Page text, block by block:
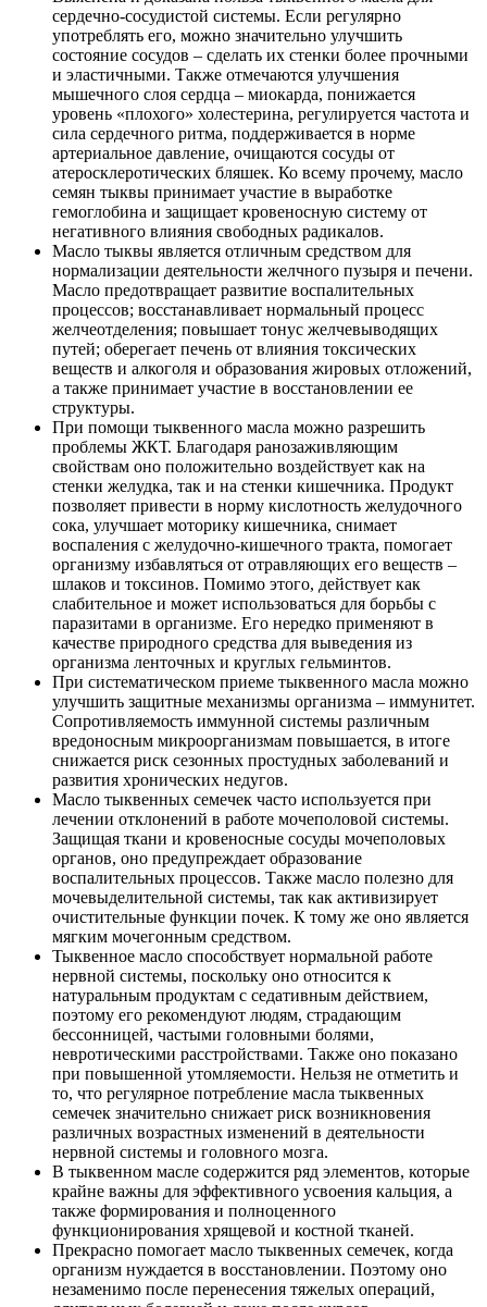
сердечно-сосудистой системы. Если регулярно
употреблять его, можно значительно улучшить
состояние сосудов – сделать их стенки более прочными
и эластичными. Также отмечаются улучшения
мышечного слоя сердца – миокарда, понижается
уровень «плохого» холестерина, регулируется частота и
сила сердечного ритма, поддерживается в норме
артериальное давление, очищаются сосуды от
атеросклеротических бляшек. Ко всему прочему, масло
семян тыквы принимает участие в выработке
гемоглобина и защищает кровеносную систему от
негативного влияния свободных радикалов.
Масло тыквы является отличным средством для
нормализации деятельности желчного пузыря и печени.
Масло предотвращает развитие воспалительных
процессов; восстанавливает нормальный процесс
желчеотделения; повышает тонус желчевыводящих
путей; оберегает печень от влияния токсических
веществ и алкоголя и образования жировых отложений,
а также принимает участие в восстановлении ее
структуры.
При помощи тыквенного масла можно разрешить
проблемы ЖКТ. Благодаря ранозаживляющим
свойствам оно положительно воздействует как на
стенки желудка, так и на стенки кишечника. Продукт
позволяет привести в норму кислотность желудочного
сока, улучшает моторику кишечника, снимает
воспаления с желудочно-кишечного тракта, помогает
организму избавляться от отравляющих его веществ –
шлаков и токсинов. Помимо этого, действует как
слабительное и может использоваться для борьбы с
паразитами в организме. Его нередко применяют в
качестве природного средства для выведения из
организма ленточных и круглых гельминтов.
При систематическом приеме тыквенного масла можно
улучшить защитные механизмы организма – иммунитет.
Сопротивляемость иммунной системы различным
вредоносным микроорганизмам повышается, в итоге
снижается риск сезонных простудных заболеваний и
развития хронических недугов.
Масло тыквенных семечек часто используется при
лечении отклонений в работе мочеполовой системы.
Защищая ткани и кровеносные сосуды мочеполовых
органов, оно предупреждает образование
воспалительных процессов. Также масло полезно для
мочевыделительной системы, так как активизирует
очистительные функции почек. К тому же оно является
мягким мочегонным средством.
Тыквенное масло способствует нормальной работе
нервной системы, поскольку оно относится к
натуральным продуктам с седативным действием,
поэтому его рекомендуют людям, страдающим
бессонницей, частыми головными болями,
невротическими расстройствами. Также оно показано
при повышенной утомляемости. Нельзя не отметить и
то, что регулярное потребление масла тыквенных
семечек значительно снижает риск возникновения
различных возрастных изменений в деятельности
нервной системы и головного мозга.
В тыквенном масле содержится ряд элементов, которые
крайне важны для эффективного усвоения кальция, а
также формирования и полноценного
функционирования хрящевой и костной тканей.
Прекрасно помогает масло тыквенных семечек, когда
организм нуждается в восстановлении. Поэтому оно
незаменимо после перенесения тяжелых операций,